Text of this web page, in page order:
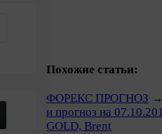
Похожие статьи:
ФОРЕКС ПРОГНОЗ
и прогноз на
GOLD, Brent